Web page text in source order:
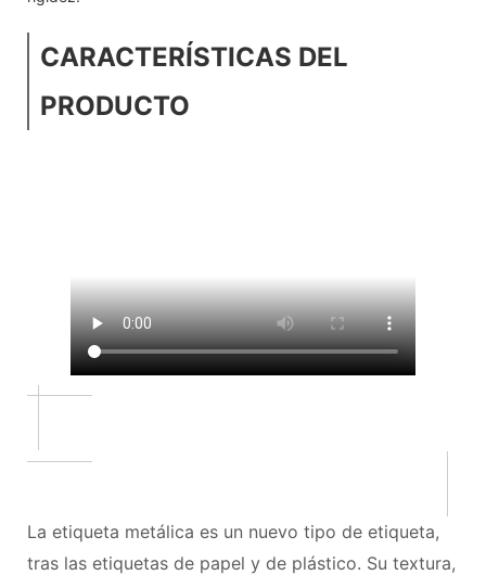
CARACTERÍSTICAS DEL
PRODUCTO
La etiqueta metálica es un nuevo tipo de etiqueta,
tras las etiquetas de papel y de plástico. Su textura,